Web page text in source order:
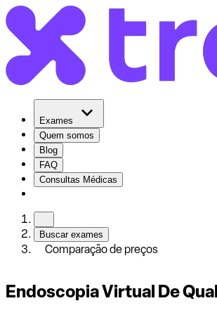
Exames
Quem somos
Blog
FAQ
Consultas Médicas
Buscar exames
Comparação de preços
Endoscopia Virtual De